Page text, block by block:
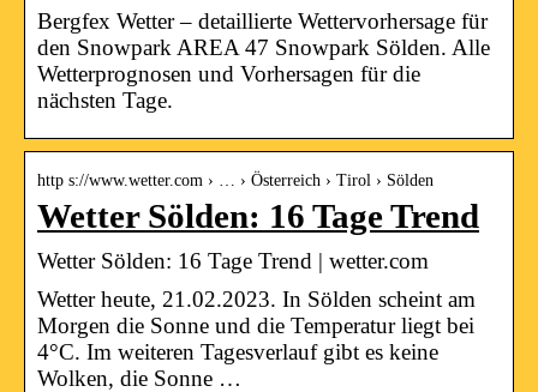
Bergfex Wetter – detaillierte Wettervorhersage für
den Snowpark AREA 47 Snowpark Sölden. Alle
Wetterprognosen und Vorhersagen für die
nächsten Tage.
http s://www.wetter.com › … › Österreich › Tirol › Sölden
Wetter Sölden: 16 Tage Trend
Wetter Sölden: 16 Tage Trend | wetter.com
Wetter heute, 21.02.2023. In Sölden scheint am
Morgen die Sonne und die Temperatur liegt bei
4°C. Im weiteren Tagesverlauf gibt es keine
Wolken, die Sonne …